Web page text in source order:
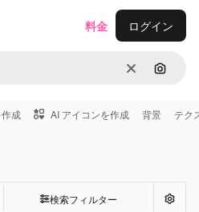
消去 画像で
料金 ログイン
成 AI アイコンを作成 背景 テク
検索フィルター